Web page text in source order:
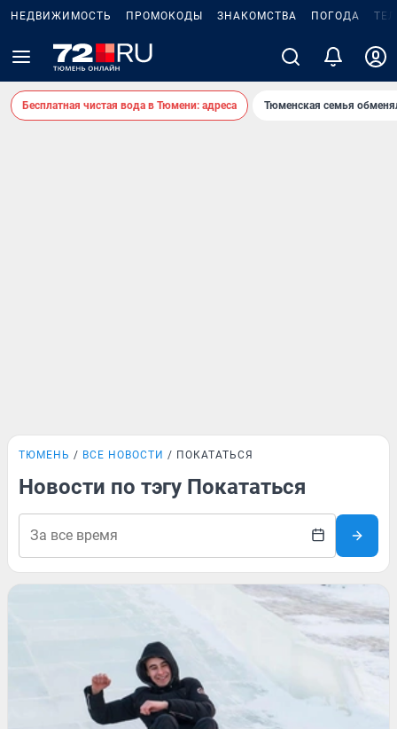
НЕДВИЖИМОСТЬ ПРОМОКОДЫ ЗНАКОМСТВА ПОГОДА
Бесплатная чистая вода в Тюмени: адреса Тюменская семья
ТЮМЕНЬ ВСЕ НОВОСТИ ПОКАТАТЬСЯ
Новости по тэгу Покататься